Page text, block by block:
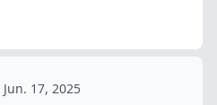
Jun. 17, 2025